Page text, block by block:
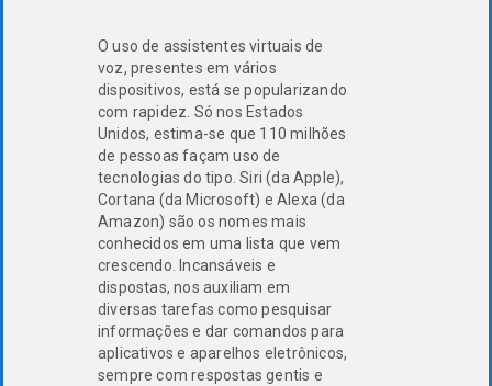
O uso de assistentes virtuais de
voz, presentes em vários
dispositivos, está se popularizando
com rapidez. Só nos Estados
Unidos, estima-se que 110 milhões
de pessoas façam uso de
tecnologias do tipo. Siri (da Apple),
Cortana (da Microsoft) e Alexa (da
Amazon) são os nomes mais
conhecidos em uma lista que vem
crescendo. Incansáveis e
dispostas, nos auxiliam em
diversas tarefas como pesquisar
informações e dar comandos para
aplicativos e aparelhos eletrônicos,
sempre com respostas gentis e